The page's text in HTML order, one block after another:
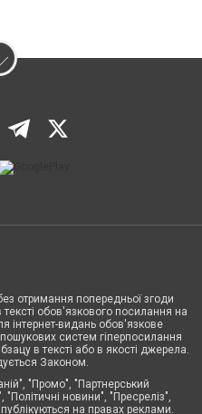
отримання попередньої згоди
обов'язкового посилання на
інтернет-видань обов'язкове
систем гіперпосилання
в тексті або в якості джерела.
Законом.
"Промо", "Партнерський
новини", "Пресреліз",
на правах реклами.